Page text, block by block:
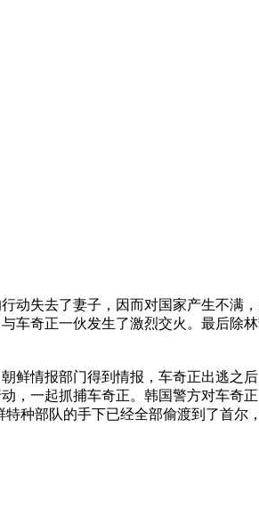
失去了妻子，因而对国家产生不满
车奇正一伙发生了激烈交火。最后除
情报部门得到情报，车奇正出逃之
一起抓捕车奇正。韩国警方对车奇
种部队的手下已经全部偷渡到了首尔